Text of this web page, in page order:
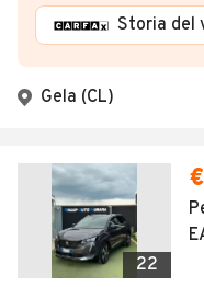
Storia del
Gela (CL)
22